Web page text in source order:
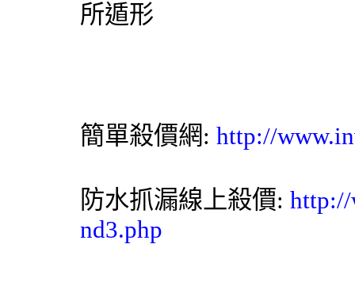
所遁形
簡單殺價網: http://
防水抓漏線上殺價: http://
nd3.php